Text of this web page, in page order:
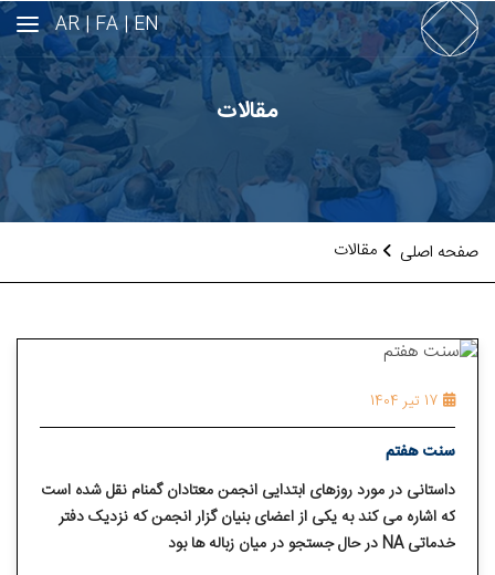
EN |
FA |
AR
مقالات
صفحه اصلی مقالات
17 تیر 1404
سنت هفتم
داستانی در مورد روزهای ابتدایی انجمن معتادان گمنام نقل شده است
که اشاره می کند به یکی از اعضای بنیان گزار انجمن که نزدیک دفتر
خدماتی NA در حال جستجو در میان زباله ها بود